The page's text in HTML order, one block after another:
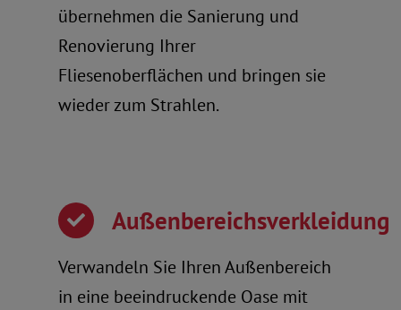
übernehmen die Sanierung und
Renovierung Ihrer
Fliesenoberflächen und bringen sie
wieder zum Strahlen.
Außenbereichsverkleidung
Verwandeln Sie Ihren Außenbereich
in eine beeindruckende Oase mit